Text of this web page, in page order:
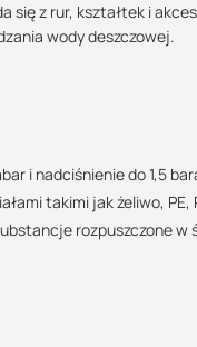
się z rur, kształtek i
wody deszczowej.
i nadciśnienie do 1,5
takimi jak żeliwo, PE,
rozpuszczone w
komfortu
odwadniających
jest produkowany z
inspekcję wideo
profesjonalną
i nadciśnienie do 1,5
takimi jak żeliwo, PE,
rozpuszczone w
D125 87°, D160 87°